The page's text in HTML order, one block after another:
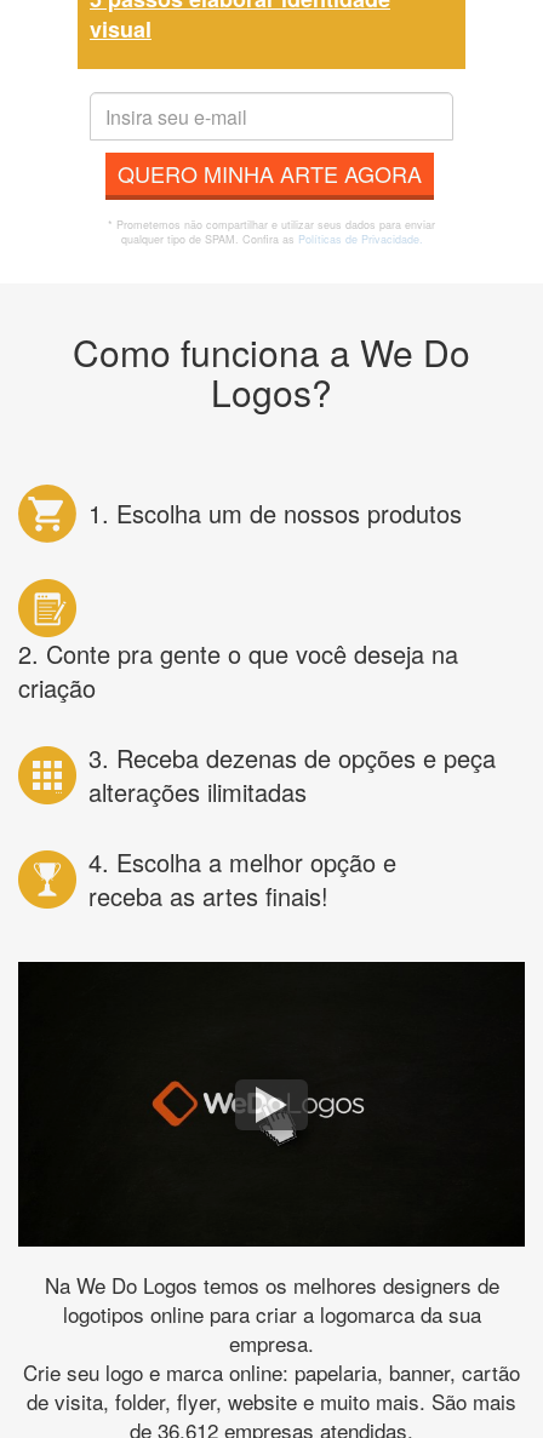
visual
QUERO MINHA ARTE AGORA
* Prometemos não compartilhar e utilizar seus dados para enviar
qualquer tipo de SPAM. Confira as Políticas de Privacidade.
Como funciona a We Do
Logos?
1. Escolha um de nossos produtos
2. Conte pra gente o que você deseja na
criação
3. Receba dezenas de opções e peça
alterações ilimitadas
4. Escolha a melhor opção e
receba as artes finais!
Na We Do Logos temos os melhores designers de
logotipos online para criar a logomarca da sua
empresa.
Crie seu logo e marca online: papelaria, banner, cartão
de visita, folder, flyer, website e muito mais. São mais
de 36.612 empresas atendidas.